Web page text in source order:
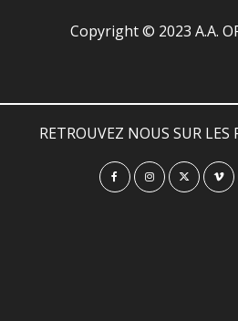
Copyright © 2023 A.A.
RETROUVEZ NOUS SUR LES